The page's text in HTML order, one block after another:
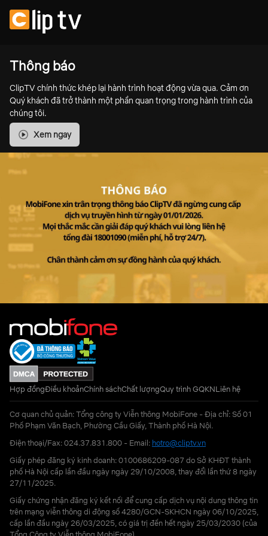
Thông báo
ClipTV chính thức khép lại hành trình hoạt động vừa qua. Cảm ơn
Quý khách đã trở thành một phần quan trọng trong hành trình của
chúng tôi.
Xem ngay
Hợp đồngĐiều khoảnChính sáchChất lượngQuy trình GQKNLiên hệ
Cơ quan chủ quản: Tổng công ty Viễn thông MobiFone - Địa chỉ: Số 01
Phố Phạm Văn Bạch, Phường Cầu Giấy, Thành phố Hà Nội.
Điện thoại/Fax: 024.37.831.800 - Email: hotro@cliptv.vn
Giấy phép đăng ký kinh doanh: 0100686209-087 do Sở KHĐT thành
phố Hà Nội cấp lần đầu ngày ngày 29/10/2008, thay đổi lần thứ 8 ngày
27/11/2025.
Giấy chứng nhận đăng ký kết nối để cung cấp dịch vụ nội dung thông tin
trên mạng viễn thông di động số 4280/GCN-SKHCN ngày 06/10/2025,
cấp lần đầu ngày 26/03/2025, có giá trị đến hết ngày 25/03/2030 (của